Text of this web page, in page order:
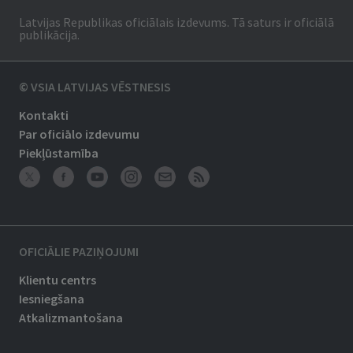
Latvijas Republikas oficiālais izdevums. Tā saturs ir oficiālā
publikācija.
© VSIA LATVIJAS VĒSTNESIS
Kontakti
Par oficiālo izdevumu
Piekļūstamība
OFICIĀLIE PAZIŅOJUMI
Klientu centrs
Iesniegšana
Atkalizmantošana